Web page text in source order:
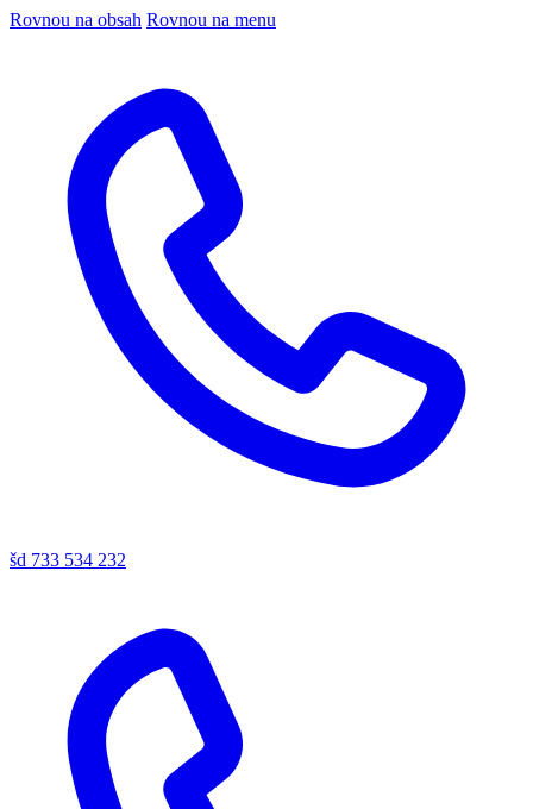
Rovnou na obsah Rovnou na menu
šd 733 534 232